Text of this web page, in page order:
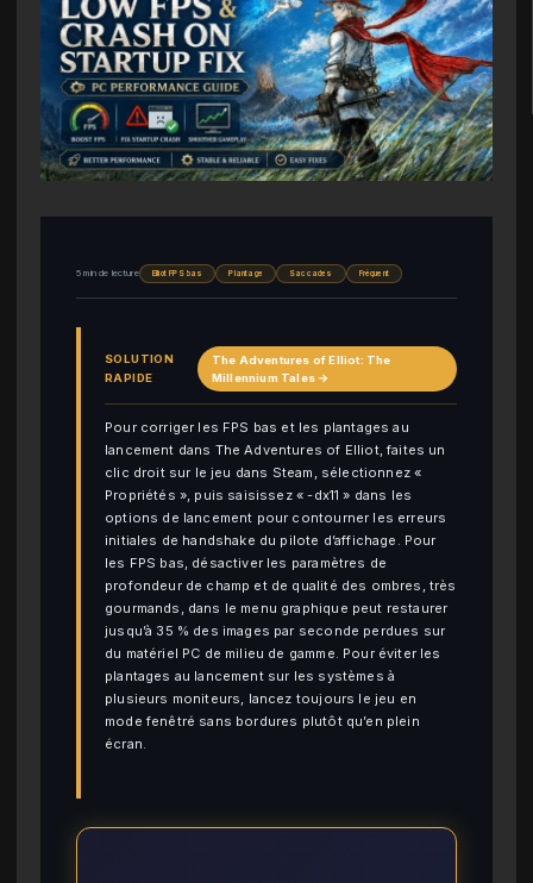
5 min de lecture Elliot FPS bas Plantage Saccades Fréquent
SOLUTION
RAPIDE
The Adventures of Elliot: The
Millennium Tales →
Pour corriger les FPS bas et les plantages au
lancement dans The Adventures of Elliot, faites un
clic droit sur le jeu dans Steam, sélectionnez «
Propriétés », puis saisissez « -dx11 » dans les
options de lancement pour contourner les erreurs
initiales de handshake du pilote d’affichage. Pour
les FPS bas, désactiver les paramètres de
profondeur de champ et de qualité des ombres, très
gourmands, dans le menu graphique peut restaurer
jusqu’à 35 % des images par seconde perdues sur
du matériel PC de milieu de gamme. Pour éviter les
plantages au lancement sur les systèmes à
plusieurs moniteurs, lancez toujours le jeu en
mode fenêtré sans bordures plutôt qu’en plein
écran.